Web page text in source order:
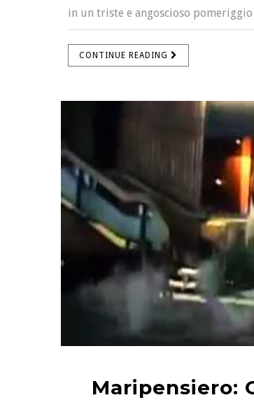
in un triste e angoscioso
CONTINUE READING
Maripensiero: